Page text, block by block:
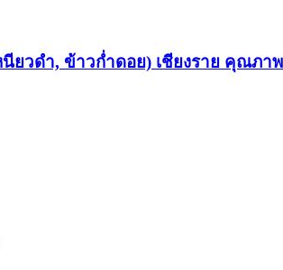
ยวดำ, ข้าวก่ำดอย) เชียงราย คุณภา